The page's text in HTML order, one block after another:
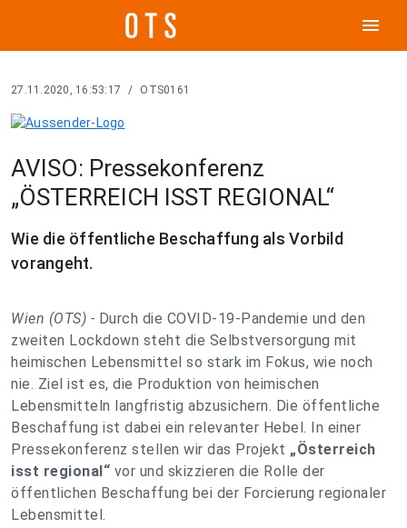
menu
27.11.2020, 16:53:17 / OTS0161
AVISO: Pressekonferenz
„ÖSTERREICH ISST REGIONAL“
Wie die öffentliche Beschaffung als Vorbild
vorangeht.
Wien (OTS) - Durch die COVID-19-Pandemie und den
zweiten Lockdown steht die Selbstversorgung mit
heimischen Lebensmittel so stark im Fokus, wie noch
nie. Ziel ist es, die Produktion von heimischen
Lebensmitteln langfristig abzusichern. Die öffentliche
Beschaffung ist dabei ein relevanter Hebel. In einer
Pressekonferenz stellen wir das Projekt „Österreich
isst regional“ vor und skizzieren die Rolle der
öffentlichen Beschaffung bei der Forcierung regionaler
Lebensmittel.